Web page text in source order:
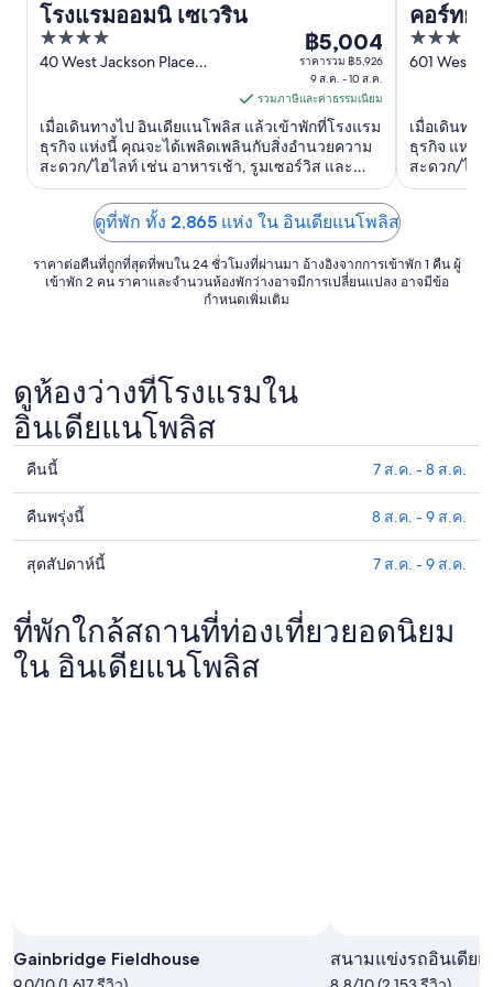
โรงแรมออมนิ เซเวริน
4
out
40 West Jackson Place
ราคา
฿5,004
ต่อ
คืน
เข้า
พัก
9
ส.ค.
ถึง
10
฿5,004
ราคารวม ฿5,926
9 ส.ค. - 10 ส.ค.
รวมภาษีและค่าธรรมเนียม
เมื่อเดินทางไป อินเดียแนโพลิส แล้วเข้าพักที่โรงแรม
ธุรกิจ แห่งนี้ คุณจะได้เพลิดเพลินกับสิ่งอำนวยความ
สะดวก/ไฮไลท์ เช่น อาหารเช้า, รูมเซอร์วิส และ
ฟิตเนส 24 ชั่วโมง ...
คอร์ทย
อินเดีย
3
out
601 West
เมื่อเดินทา
ธุรกิจ แห่ง
สะดวก/ไฮไ
ฟิตเนส 24
ดูที่พัก ทั้ง 2,865 แห่ง ใน อินเดียแนโพลิส
ราคาต่อคืนที่ถูกที่สุดที่พบใน 24 ชั่วโมงที่ผ่านมา อ้างอิงจากการเข้าพัก 1 คืน ผู้
เข้าพัก 2 คน ราคาและจำนวนห้องพักว่างอาจมีการเปลี่ยนแปลง อาจมีข้อ
กำหนดเพิ่มเติม
ดูห้องว่างที่โรงแรมใน
อินเดียแนโพลิส
ดูรา
คา
ที่พัก
ใน
อินเดียแนโพลิส
สำหรับ
คืน
นี้,
คืนนี้ 7 ส.ค. - 8 ส.ค.
ดูรา
คา
ที่พัก
อินเดียแนโพลิส
สำหรับ
คืน
คืนพรุ่งนี้ 8 ส.ค. - 9 ส.ค.
ดูรา
ที่พัก
ใน
อินเดียแนโพลิส
สุดสัปดาห์นี้ 7 ส.ค. - 9 ส.ค.
ที่พักใกล้สถานที่ท่องเที่ยวยอดนิยม
ใน อินเดียแนโพลิส
Gainbridge Fieldhouse สนามแข่งรถอินเดีย